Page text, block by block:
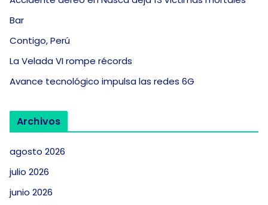
Bar
Contigo, Perú
La Velada VI rompe récords
Avance tecnológico impulsa las redes 6G
Archivos
agosto 2026
julio 2026
junio 2026